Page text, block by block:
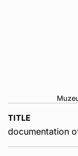
TITLE
documentation